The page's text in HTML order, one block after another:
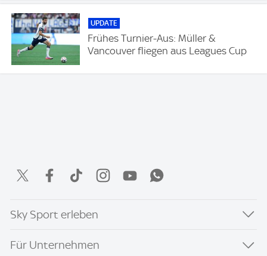
UPDATE
Frühes Turnier-Aus: Müller &
Vancouver fliegen aus Leagues Cup
Sky Sport erleben
Für Unternehmen